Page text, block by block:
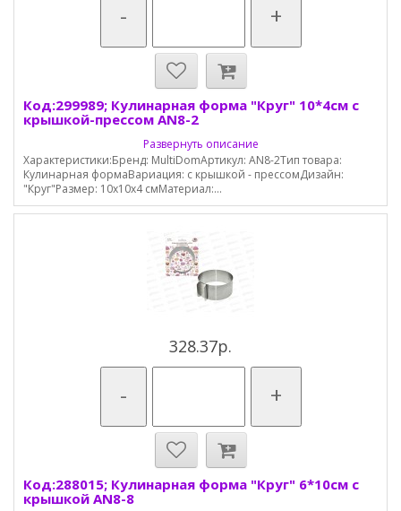
- +
Код:299989; Кулинарная форма "Круг" 10*4см с
крышкой-прессом AN8-2
Развернуть описание
Характеристики:Бренд: MultiDomАртикул: AN8-2Тип товара:
Кулинарная формаВариация: с крышкой - прессомДизайн:
"Круг"Размер: 10х10х4 смМатериал:...
328.37р.
- +
Код:288015; Кулинарная форма "Круг" 6*10см с
крышкой AN8-8